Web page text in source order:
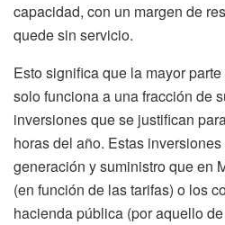
capacidad, con un margen de
quede sin servicio.
Esto significa que la mayor
solo funciona a una fracción de
inversiones que se justifican
horas del año. Estas
generación y suministro que en
(en función de las tarifas) o los
hacienda pública (por aquello